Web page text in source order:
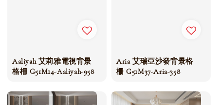
Aaliyah 艾莉雅電視背景
格柵 G51M14-Aaliyah-958
Aria 艾瑞亞沙發背景格
柵 G51M37-Aria-358